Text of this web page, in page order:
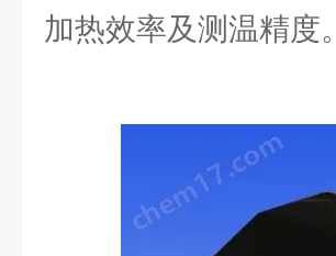
加热效率及测温精度。